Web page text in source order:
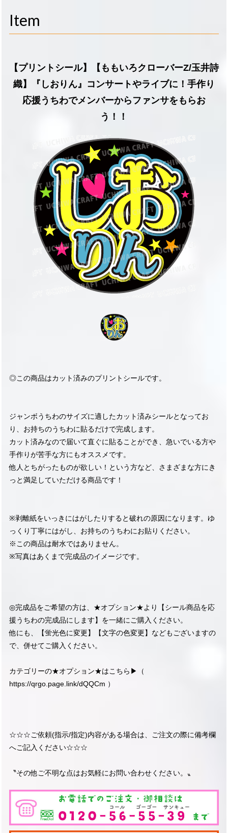
Item
【プリントシール】【ももいろクローバーZ/玉井詩
織】『しおりん』コンサートやライブに！手作り
応援うちわでメンバーからファンサをもらお
う！！
◎この商品はカット済みのプリントシールです。
ジャンボうちわのサイズに適したカット済みシールとなってお
り、お持ちのうちわに貼るだけで完成します。
カット済みなので届いて直ぐに貼ることができ、急いでいる方や
手作りが苦手な方にもオススメです。
他人とちがったものが欲しい！という方など、さまざまな方にき
っと満足していただける商品です！
※剥離紙をいっきにはがしたりすると破れの原因になります。ゆ
っくり丁寧にはがし、お持ちのうちわにお貼りください。
※この商品は耐水ではありません。
※写真はあくまで完成品のイメージです。
◎完成品をご希望の方は、★オプション★より【シール商品を応
援うちわの完成品にします】を一緒にご購入ください。
他にも、【蛍光色に変更】【文字の色変更】などもございますの
で、併せてご購入ください。
カテゴリーの★オプション★はこちら▶︎（
https://qrgo.page.link/dQQCm ）
☆☆☆ご依頼(指示/指定)内容がある場合は、ご注文の際に備考欄
へご記入ください☆☆☆
〝その他ご不明な点はお気軽にお問い合わせください。〟